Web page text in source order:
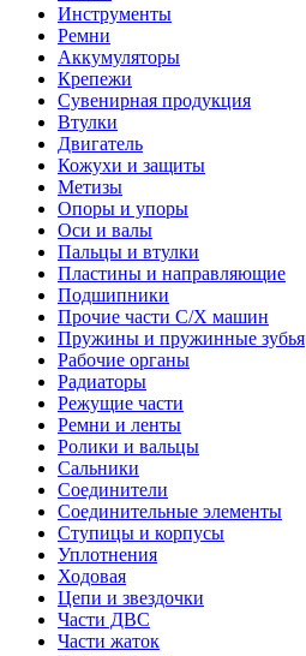
Инструменты
Ремни
Аккумуляторы
Крепежи
Сувенирная продукция
Втулки
Двигатель
Кожухи и защиты
Метизы
Опоры и упоры
Оси и валы
Пальцы и втулки
Пластины и направляющие
Подшипники
Прочие части С/Х машин
Пружины и пружинные зубья
Рабочие органы
Радиаторы
Режущие части
Ремни и ленты
Ролики и вальцы
Сальники
Соединители
Соединительные элементы
Ступицы и корпусы
Уплотнения
Ходовая
Цепи и звездочки
Части ДВС
Части жаток